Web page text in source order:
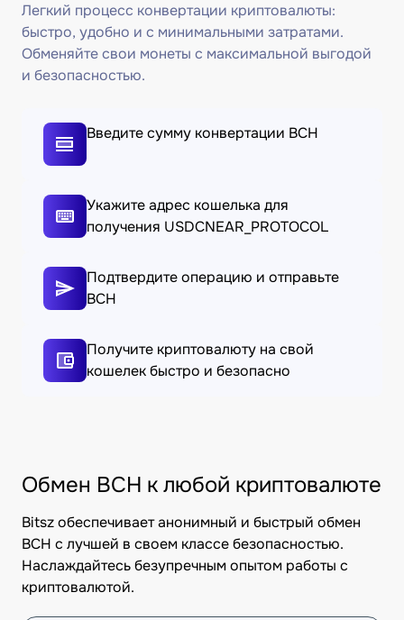
Легкий процесс конвертации криптовалюты:
быстро, удобно и с минимальными затратами.
Обменяйте свои монеты с максимальной выгодой
и безопасностью.
Введите сумму конвертации BCH
Укажите адрес кошелька для
получения USDCNEAR_PROTOCOL
Подтвердите операцию и отправьте
BCH
Получите криптовалюту на свой
кошелек быстро и безопасно
Обмен BCH к любой криптовалюте
Bitsz обеспечивает анонимный и быстрый обмен
BCH с лучшей в своем классе безопасностью.
Наслаждайтесь безупречным опытом работы с
криптовалютой.